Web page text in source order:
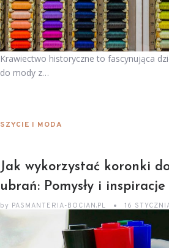
Krawiectwo historyczne to fascynująca
do mody z…
SZYCIE I MODA
Jak wykorzystać koronki
ubrań: Pomysły i inspiracje
by PASMANTERIA-BOCIAN.PL 16